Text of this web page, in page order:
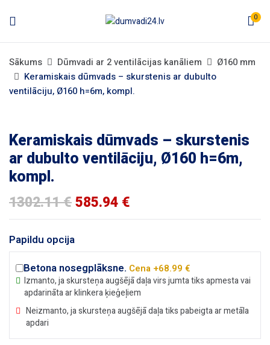
0
Sākums Dūmvadi ar 2 ventilācijas kanāliem
Ø160 mm
Keramiskais dūmvads – skurstenis ar dubulto
ventilāciju, Ø160 h=6m, kompl.
Keramiskais dūmvads – skurstenis
ar dubulto ventilāciju, Ø160 h=6m,
kompl.
1302.11€585.94 €
Papildu opcija
Betona nosegplāksne. Cena +68.99 €
Izmanto, ja skursteņa augšējā daļa virs jumta tiks apmesta vai
apdarināta ar klinkera ķieģeļiem
Neizmanto, ja skursteņa augšējā daļa tiks pabeigta ar metāla
apdari